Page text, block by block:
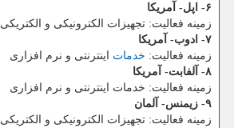
۶- اپل- آمریکا
زمینه فعالیت: تجهیزات الکترونیکی و الکتریکی
۷- ادوب- آمریکا
زمینه فعالیت: خدمات اینترنتی و نرم افزاری
۸- آلفابت- آمریکا
زمینه فعالیت: خدمات اینترنتی و نرم افزاری
۹- زیمنس- آلمان
زمینه فعالیت: تجهیزات الکترونیکی و الکتریکی